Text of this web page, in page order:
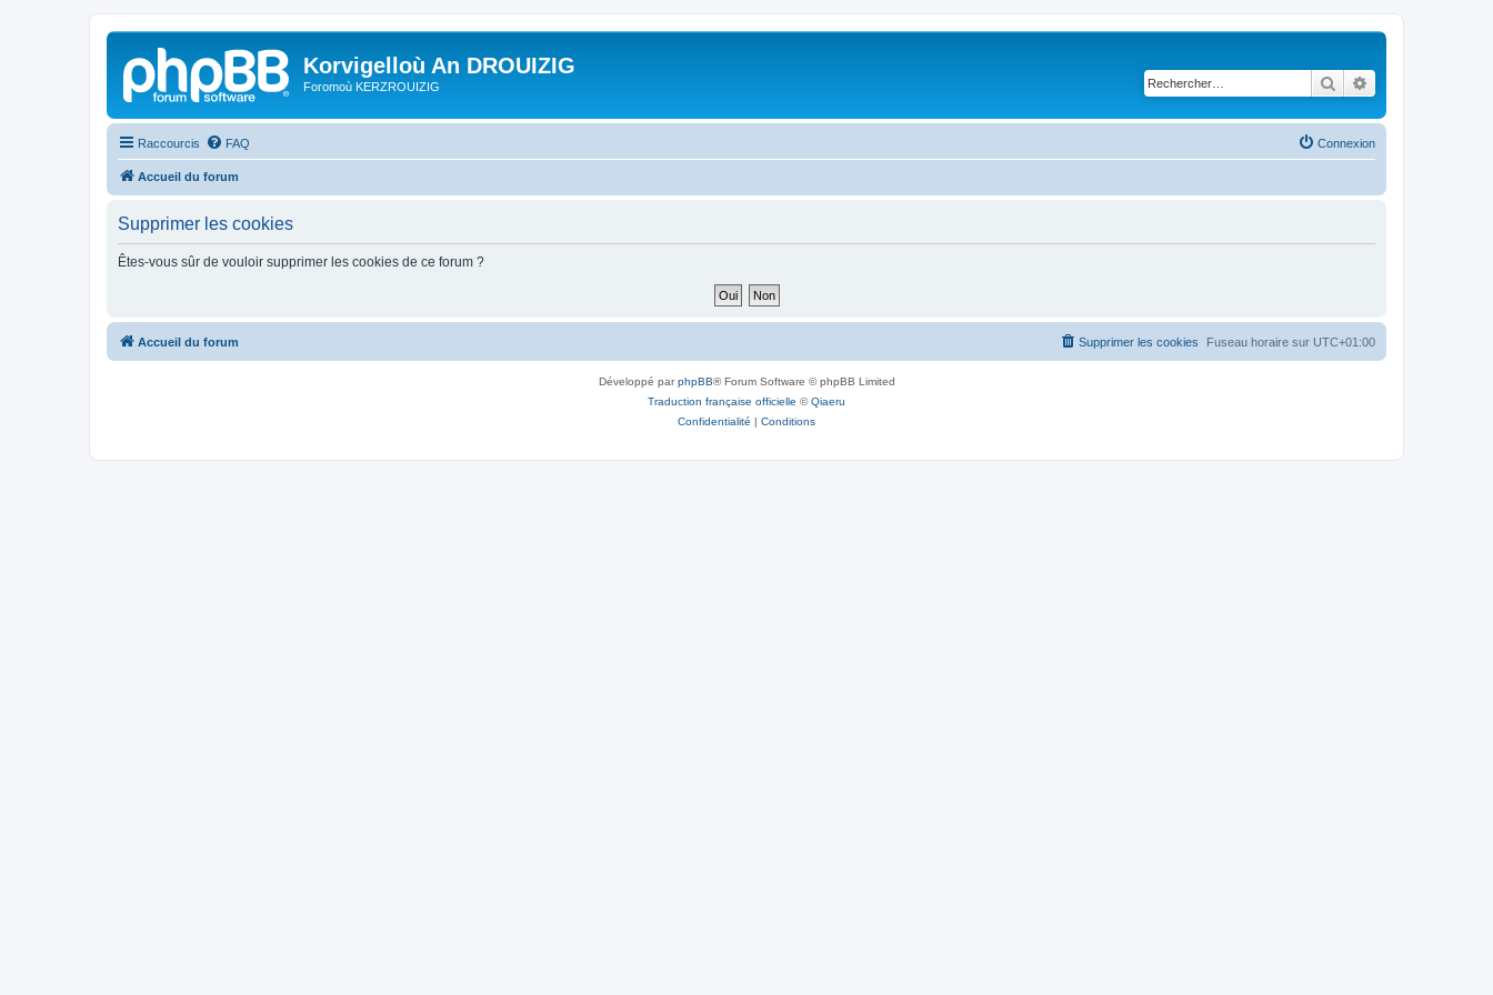
Korvigelloù An DROUIZIG
Foromoù KERZROUIZIG Rechercher
Raccourcis FAQ Connexion
Accueil du forum
Supprimer les cookies
Êtes-vous sûr de vouloir supprimer les cookies de ce forum ?
Accueil du forum Fuseau horaire sur UTC+01:00
Supprimer les cookies
Développé parphpBB® Forum Software © phpBB Limited
Traduction française officielle ©Qiaeru
Confidentialité | Conditions